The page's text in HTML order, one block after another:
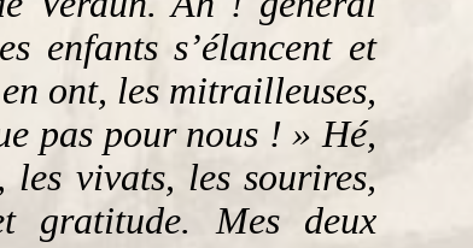
enfants s’élancent et
ont, les mitrailleuses,
pas pour nous ! » Hé,
vivats, les sourires,
gratitude. Mes deux